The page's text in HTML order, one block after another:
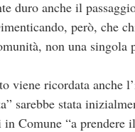
duro anche il
però, che
non una
viene ricordata anche
sarebbe stata
in Comune “a